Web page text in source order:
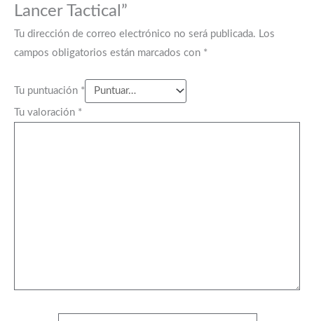
Lancer Tactical”
Tu dirección de correo electrónico no será publicada. Los
campos obligatorios están marcados con *
Tu puntuación *
Tu valoración *